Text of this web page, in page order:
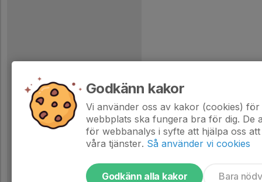
Godkänn kakor
Vi använder oss av kakor (cookies)
webbplats ska fungera bra för dig. De
för webbanalys i syfte att hjälpa oss
våra tjänster. Så använder vi cookies
Godkänn alla kakor Bara